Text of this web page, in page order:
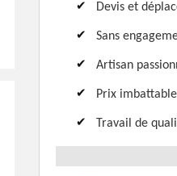
Devis et
Sans
Artisan
Prix imbattable
Travail de